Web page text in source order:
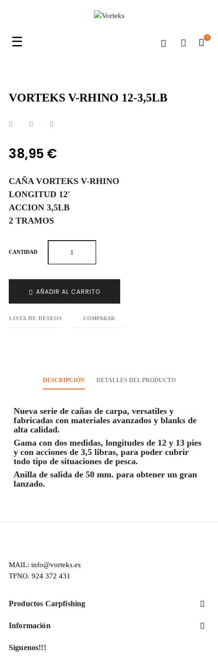
Navegación
☰ 0
VORTEKS V-RHINO 12-3,5LB
38,95 €
CAÑA VORTEKS V-RHINO
LONGITUD 12'
ACCION 3,5LB
2 TRAMOS
CANTIDAD
AÑADIR AL CARRITO
LISTA DE DESEOS COMPARAR
DESCRIPCIÓN DETALLES DEL PRODUCTO
Nueva serie de cañas de carpa, versatiles y
fabricadas con materiales avanzados y blanks de
alta calidad.
Gama con dos medidas, longitudes de 12 y 13 pies
y con acciones de 3,5 libras, para poder cubrir
todo tipo de situaciones de pesca.
Anilla de salida de 50 mm. para obtener un gran
lanzado.
MAIL: info@vorteks.es
TFNO. 924 372 431
Productos Carpfishing 
Información 
Síguenos!!!